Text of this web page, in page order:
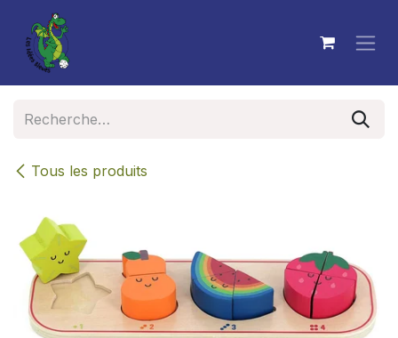
Se rendre au contenu
Tous les produits